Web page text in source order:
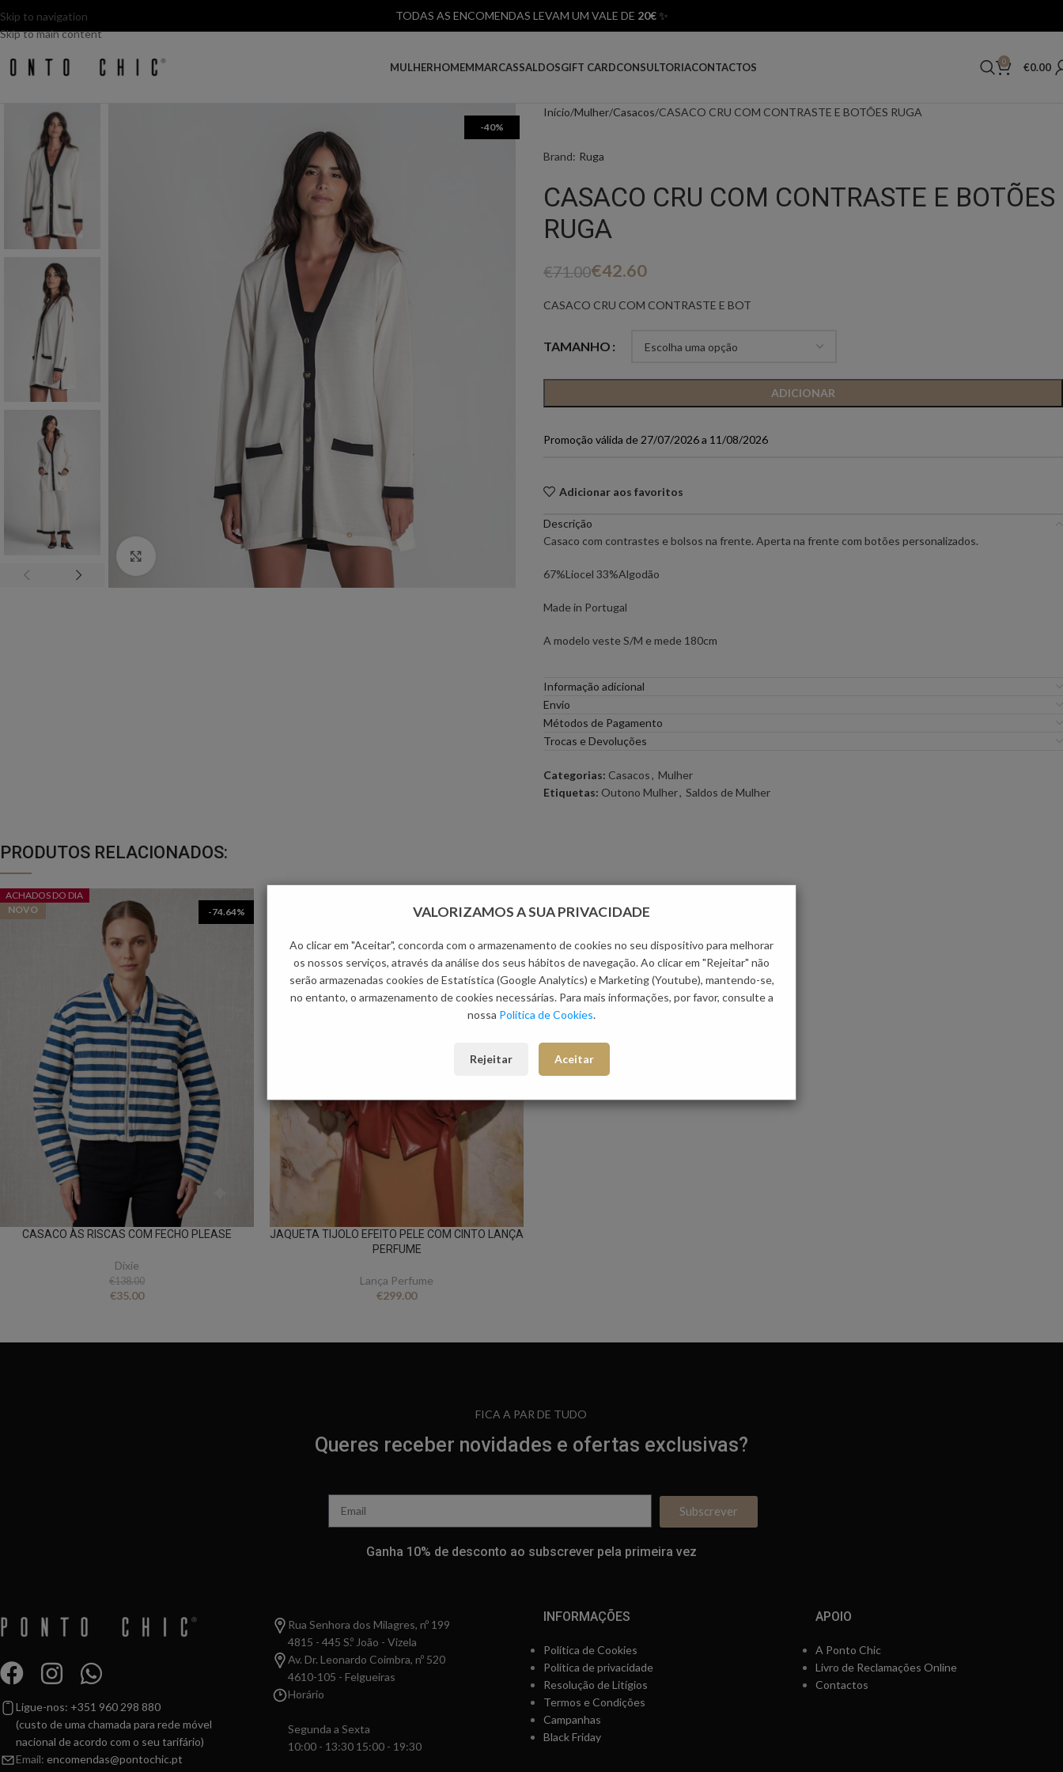
Skip to navigation
Skip to main content
TODAS AS ENCOMENDAS LEVAM UM VALE DE 20€✨
MULHERHOMEMMARCAS
PONTO CHIC COLLECTION – PONTO CHIC PREMIUM ANIYE BY BSB
FERRACHE
GOA GOA ICE PLAY
LOCOLUXO MIGUEL VIEIRA MISS YOU
SCOTCH & SODA SEMICOUTURE
SALDOSGIFT CARDCONSULTORIACONTACTOS 0 €0.00
-40%
Início Mulher Casacos CASACO CRU COM CONTRASTE E BOTÕES RUGA
Brand: Ruga
CASACO CRU COM CONTRASTE E BOTÕES
RUGA
€71.00€42.60
CASACO CRU COM CONTRASTE E BOT
TAMANHO
ADICIONAR
Promoção válida de 27/07/2026 a 11/08/2026
Adicionar aos favoritos
Descrição
Casaco com contrastes e bolsos na frente. Aperta na frente com botões personalizados.
67%Liocel 33%Algodão
Made in Portugal
A modelo veste S/M e mede 180cm
Informação adicional
Envio
Métodos de Pagamento
Trocas e Devoluções
Categorias: Casacos, Mulher
Etiquetas: Outono Mulher, Saldos de Mulher
PRODUTOS RELACIONADOS:
NOVO -74.64%
ACHADOS DO DIA
CASACO ÀS RISCAS COM FECHO PLEASE
Dixie
€138.00
€35.00
JAQUETA TIJOLO EFEITO PELE COM CINTO LANÇA
PERFUME
Lança Perfume
€299.00
FICA A PAR DE TUDO
Queres receber novidades e ofertas exclusivas?
Subscrever
Ganha 10% de desconto ao subscrever pela primeira vez
Ligue-nos: +351 960 298 880
(custo de uma chamada para rede móvel
nacional de acordo com o seu tarifário)
Email: encomendas@pontochic.pt
Rua Senhora dos Milagres, nº 199
4815 - 445 S.º João - Vizela
Av. Dr. Leonardo Coimbra, nº 520
4610-105 - Felgueiras
Horário
Segunda a Sexta
10:00 - 13:30 15:00 - 19:30
INFORMAÇÕES
Política de Cookies
Política de privacidade
Resolução de Litígios
Termos e Condições
Campanhas
Black Friday
APOIO
A Ponto Chic
Livro de Reclamações Online
Contactos
VALORIZAMOS A SUA PRIVACIDADE
Ao clicar em "Aceitar", concorda com o armazenamento de cookies no seu dispositivo para melhorar
os nossos serviços, através da análise dos seus hábitos de navegação. Ao clicar em "Rejeitar" não
serão armazenadas cookies de Estatística (Google Analytics) e Marketing (Youtube), mantendo-se,
no entanto, o armazenamento de cookies necessárias. Para mais informações, por favor, consulte a
nossa Política de Cookies.
Rejeitar Aceitar